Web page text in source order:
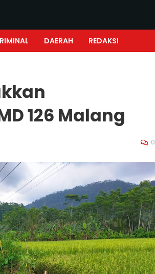
DAERAH REDAKSI
126 Malang
0